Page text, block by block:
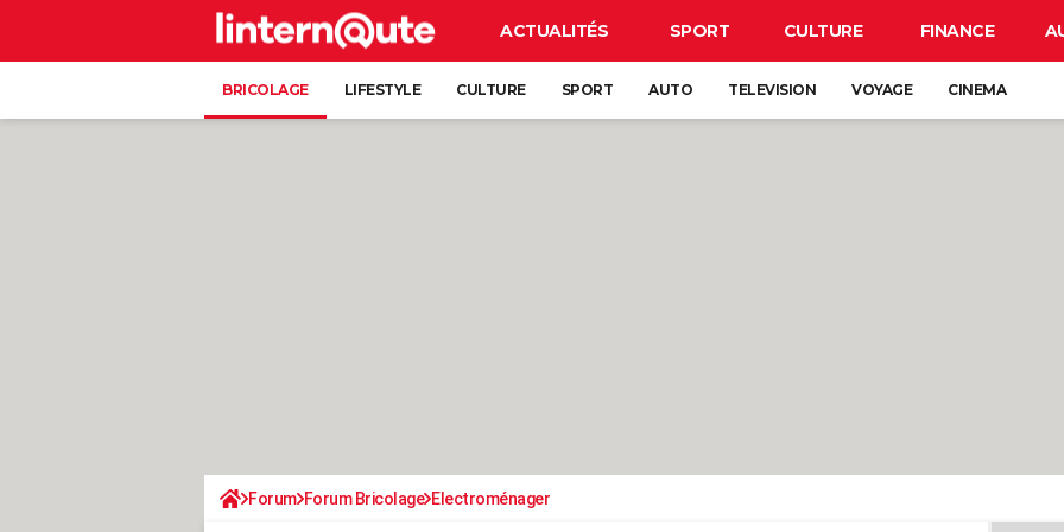
ACTUALITÉS SPORT CULTURE FINANCE
BRICOLAGE LIFESTYLE CULTURE SPORT AUTO TELEVISION VOYAGE CINEMA
Forum Forum Bricolage Electroménager